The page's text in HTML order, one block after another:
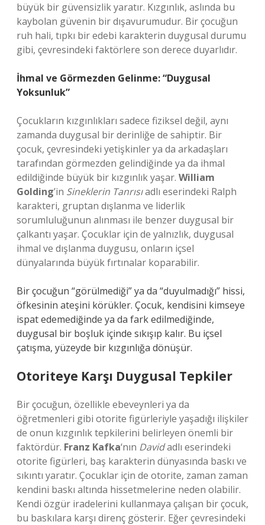
büyük bir güvensizlik yaratır. Kızgınlık, aslında bu
kaybolan güvenin bir dışavurumudur. Bir çocuğun
ruh hali, tıpkı bir edebi karakterin duygusal durumu
gibi, çevresindeki faktörlere son derece duyarlıdır.
İhmal ve Görmezden Gelinme: “Duygusal
Yoksunluk”
Çocukların kızgınlıkları sadece fiziksel değil, aynı
zamanda duygusal bir derinliğe de sahiptir. Bir
çocuk, çevresindeki yetişkinler ya da arkadaşları
tarafından görmezden gelindiğinde ya da ihmal
edildiğinde büyük bir kızgınlık yaşar. William
Golding’in Sineklerin Tanrısıadlı eserindeki Ralph
karakteri, gruptan dışlanma ve liderlik
sorumluluğunun alınması ile benzer duygusal bir
çalkantı yaşar. Çocuklar için de yalnızlık, duygusal
ihmal ve dışlanma duygusu, onların içsel
dünyalarında büyük fırtınalar koparabilir.
Bir çocuğun “görülmediği” ya da “duyulmadığı” hissi,
öfkesinin ateşini körükler. Çocuk, kendisini kimseye
ispat edemediğinde ya da fark edilmediğinde,
duygusal bir boşluk içinde sıkışıp kalır. Bu içsel
çatışma, yüzeyde bir kızgınlığa dönüşür.
Otoriteye Karşı Duygusal Tepkiler
Bir çocuğun, özellikle ebeveynleri ya da
öğretmenleri gibi otorite figürleriyle yaşadığı ilişkiler
de onun kızgınlık tepkilerini belirleyen önemli bir
faktördür. Franz Kafka‘nın Davidadlı eserindeki
otorite figürleri, baş karakterin dünyasında baskı ve
sıkıntı yaratır. Çocuklar için de otorite, zaman zaman
kendini baskı altında hissetmelerine neden olabilir.
Kendi özgür iradelerini kullanmaya çalışan bir çocuk,
bu baskılara karşı direnç gösterir. Eğer çevresindeki